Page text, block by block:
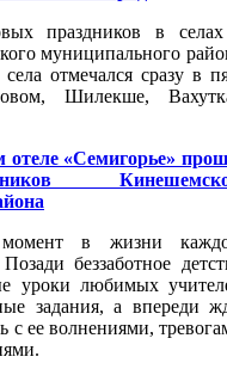
праздников в
муниципального
отмечался сразу в
Шилекше,
отеле «Семигорье»
в жизни
беззаботное
уроки любимых
задания, а впереди
с ее волнениями,